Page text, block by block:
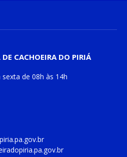
CACHOEIRA DO PIRIÁ
sexta de 08h às 14h